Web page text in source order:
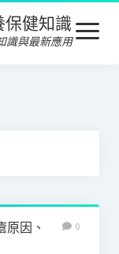
健知識
識與最新應用
open
menu
因、
0